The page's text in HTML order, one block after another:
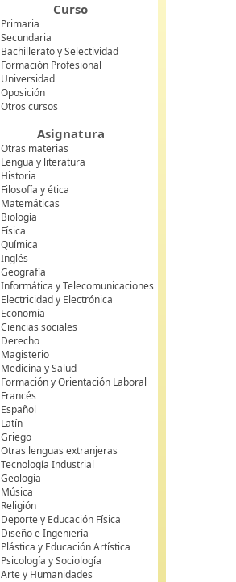
Curso
Primaria
Secundaria
Bachillerato y Selectividad
Formación Profesional
Universidad
Oposición
Otros cursos
Asignatura
Otras materias
Lengua y literatura
Historia
Filosofía y ética
Matemáticas
Biología
Física
Química
Inglés
Geografía
Informática y Telecomunicaciones
Electricidad y Electrónica
Economía
Ciencias sociales
Derecho
Magisterio
Medicina y Salud
Formación y Orientación Laboral
Francés
Español
Latín
Griego
Otras lenguas extranjeras
Tecnología Industrial
Geología
Música
Religión
Deporte y Educación Física
Diseño e Ingeniería
Plástica y Educación Artística
Psicología y Sociología
Arte y Humanidades